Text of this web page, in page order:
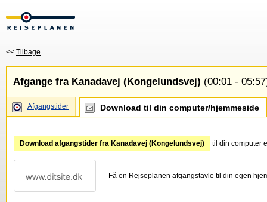
<< Tilbage
Afgange fra Kanadavej (Kongelundsvej) (00:01 -
Afgangstider Download til din computer/hjemmeside
Download afgangstider fra Kanadavej (Kongelundsvej) til din computer
Få en Rejseplanen afgangstavle til din egen